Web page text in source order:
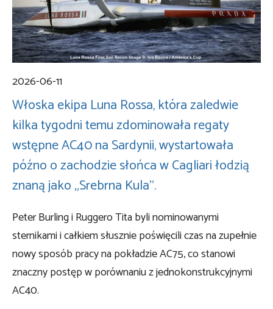
2026-06-11
Włoska ekipa Luna Rossa, która zaledwie
kilka tygodni temu zdominowała regaty
wstępne AC40 na Sardynii, wystartowała
późno o zachodzie słońca w Cagliari łodzią
znaną jako „Srebrna Kula”.
Peter Burling i Ruggero Tita byli nominowanymi
sternikami i całkiem słusznie poświęcili czas na zupełnie
nowy sposób pracy na pokładzie AC75, co stanowi
znaczny postęp w porównaniu z jednokonstrukcyjnymi
AC40.